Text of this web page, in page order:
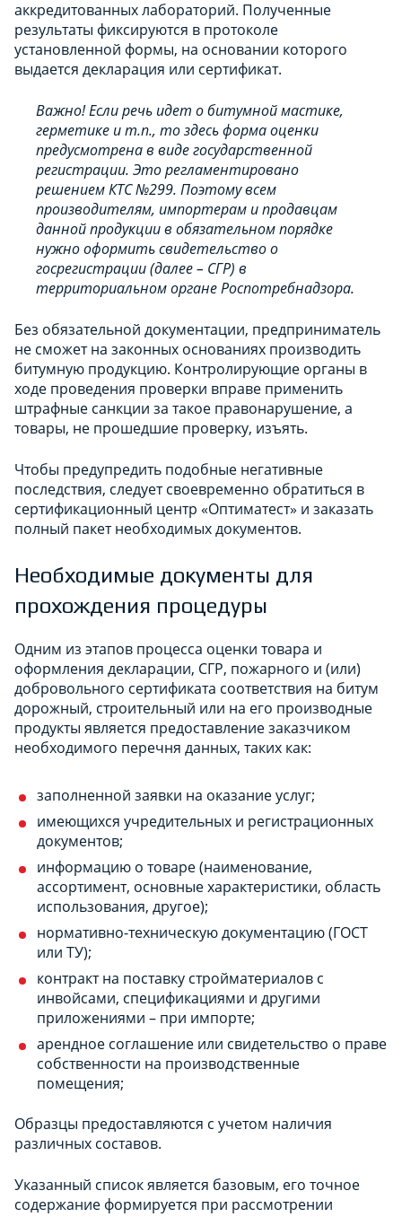
аккредитованных лабораторий. Полученные
результаты фиксируются в протоколе
установленной формы, на основании которого
выдается декларация или сертификат.
Важно! Если речь идет о битумной мастике,
герметике и т.п., то здесь форма оценки
предусмотрена в виде государственной
регистрации. Это регламентировано
решением КТС №299. Поэтому всем
производителям, импортерам и продавцам
данной продукции в обязательном порядке
нужно оформить свидетельство о
госрегистрации (далее – СГР) в
территориальном органе Роспотребнадзора.
Без обязательной документации, предприниматель
не сможет на законных основаниях производить
битумную продукцию. Контролирующие органы в
ходе проведения проверки вправе применить
штрафные санкции за такое правонарушение, а
товары, не прошедшие проверку, изъять.
Чтобы предупредить подобные негативные
последствия, следует своевременно обратиться в
сертификационный центр «Оптиматест» и заказать
полный пакет необходимых документов.
Необходимые документы для
прохождения процедуры
Одним из этапов процесса оценки товара и
оформления декларации, СГР, пожарного и (или)
добровольного сертификата соответствия на битум
дорожный, строительный или на его производные
продукты является предоставление заказчиком
необходимого перечня данных, таких как:
заполненной заявки на оказание услуг;
имеющихся учредительных и регистрационных
документов;
информацию о товаре (наименование,
ассортимент, основные характеристики, область
использования, другое);
нормативно-техническую документацию (ГОСТ
или ТУ);
контракт на поставку стройматериалов с
инвойсами, спецификациями и другими
приложениями – при импорте;
арендное соглашение или свидетельство о праве
собственности на производственные
помещения;
Образцы предоставляются с учетом наличия
различных составов.
Указанный список является базовым, его точное
содержание формируется при рассмотрении